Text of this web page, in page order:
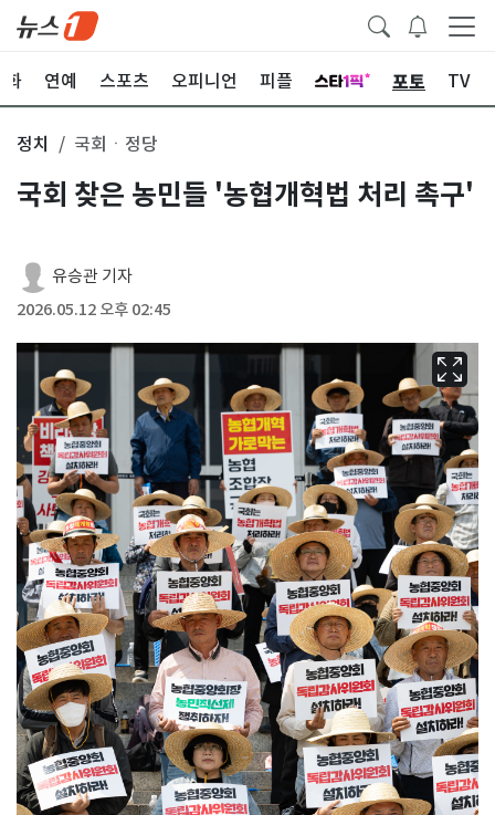
화 연예 스포츠 오피니언 피플 포토 TV
정치 국회ㆍ정당
국회 찾은 농민들 '농협개혁법 처리 촉구'
유승관 기자
2026.05.12 오후 02:45